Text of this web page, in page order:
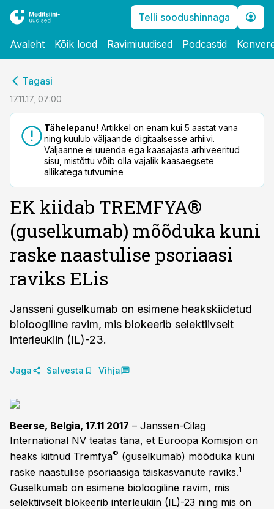
Telli soodushinnaga
Avaleht Kõik lood Ravimiuudised Podcastid
Tagasi
17.11.17, 07:00
Tähelepanu! Artikkel on enam kui 5 aastat vana
ning kuulub väljaande digitaalsesse arhiivi.
Väljaanne ei uuenda ega kaasajasta arhiveeritud
sisu, mistõttu võib olla vajalik kaasaegsete
allikatega tutvumine
EK kiidab TREMFYA®
(guselkumab) mõõduka kuni
raske naastulise psoriaasi
raviks ELis
Jansseni guselkumab on esimene heakskiidetud
bioloogiline ravim, mis blokeerib selektiivselt
interleukiin (IL)-23.
Jaga Salvesta Vihja
Beerse, Belgia, 17.11 2017 – Janssen-Cilag
International NV teatas täna, et Euroopa Komisjon on
heaks kiitnud Tremfya® (guselkumab) mõõduka kuni
raske naastulise psoriaasiga täiskasvanute raviks.1
Guselkumab on esimene bioloogiline ravim, mis
selektiivselt blokeerib interleukiin (IL)-23 ning mis on